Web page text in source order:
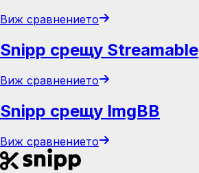
Виж сравнението
Snipp срещу Streamable
Виж сравнението
Snipp срещу ImgBB
Виж сравнението